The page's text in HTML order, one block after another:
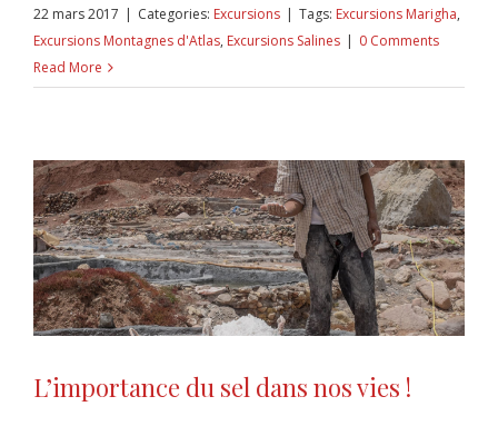
22 mars 2017 | Categories: Excursions | Tags: Excursions Marigha,
Excursions Montagnes d'Atlas, Excursions Salines | 0 Comments
Read More
L’importance du sel dans nos vies !